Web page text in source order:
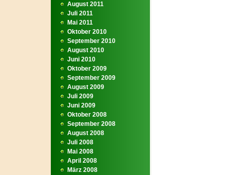
August 2011
Juli 2011
Mai 2011
Oktober 2010
September 2010
August 2010
Juni 2010
Oktober 2009
September 2009
August 2009
Juli 2009
Juni 2009
Oktober 2008
September 2008
August 2008
Juli 2008
Mai 2008
April 2008
März 2008